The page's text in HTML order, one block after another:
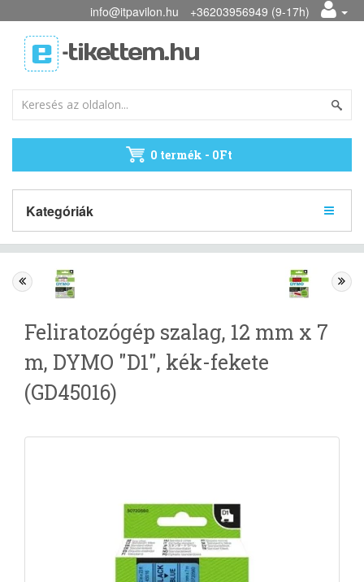
info@itpavilon.hu +36203956949 (9-17h)
0 termék - 0Ft
Kategóriák
Feliratozógép szalag, 12 mm x 7
m, DYMO "D1", kék-fekete
(GD45016)